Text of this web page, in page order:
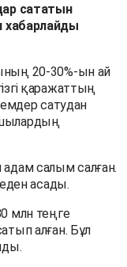
сататын
хабарлайды
20-30%-ын ай
қаражаттың
сатудан
салым салған.
асады.
млн теңге
алған. Бұл